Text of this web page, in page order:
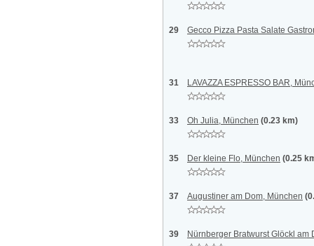
29 Gecco Pizza Pasta Salate
31 LAVAZZA ESPRESSO BAR,
33 Oh Julia, München (0.23 km)
35 Der kleine Flo, München (0.25
37 Augustiner am Dom, München
39 Nürnberger Bratwurst Glöckl am